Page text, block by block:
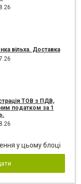
вільха. Доставка
ТОВ з ПДВ,
податком за 1
у цьому блоці